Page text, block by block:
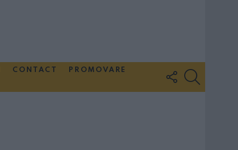
CONTACT
PROMOVARE
FOLLOW
US